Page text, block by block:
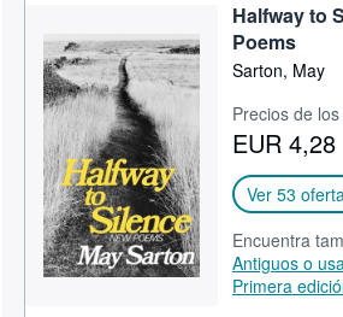
Halfway to
Poems
Sarton, May
Precios de
EUR 4,28
Ver 53
Encuentra
Antiguos o
Primera